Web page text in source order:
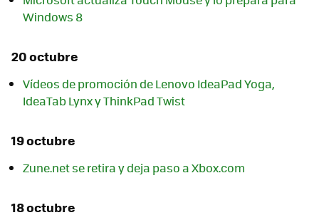
Windows 8
20 octubre
Vídeos de promoción de Lenovo IdeaPad Yoga,
IdeaTab Lynx y ThinkPad Twist
19 octubre
Zune.net se retira y deja paso a Xbox.com
18 octubre